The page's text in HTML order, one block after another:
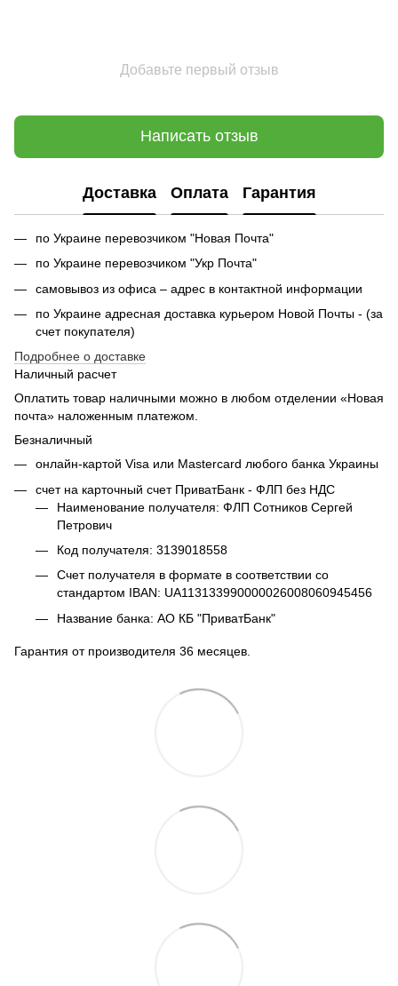
Добавьте первый отзыв
Написать отзыв
Доставка Оплата Гарантия
по Украине перевозчиком "Новая Почта"
по Украине перевозчиком "Укр Почта"
самовывоз из офиса – адрес в контактной информации
по Украине адресная доставка курьером Новой Почты - (за
счет покупателя)
Подробнее о доставке
Наличный расчет
Оплатить товар наличными можно в любом отделении «Новая
почта» наложенным платежом.
Безналичный
онлайн-картой Visa или Mastercard любого банка Украины
счет на карточный счет ПриватБанк - ФЛП без НДС
Наименование получателя: ФЛП Сотников Сергей
Петрович
Код получателя: 3139018558
Счет получателя в формате в соответствии со
стандартом IBAN: UA113133990000026008060945456
Название банка: АО КБ "ПриватБанк"
Гарантия от производителя 36 месяцев.